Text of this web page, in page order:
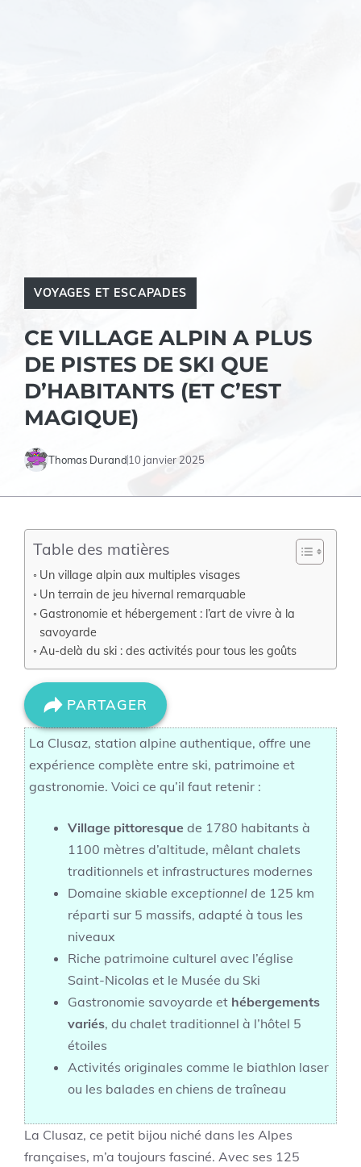
VOYAGES ET ESCAPADES
CE VILLAGE ALPIN A PLUS
DE PISTES DE SKI QUE
D’HABITANTS (ET C’EST
MAGIQUE)
Thomas Durand 10 janvier 2025
Table des matières
Un village alpin aux multiples visages
Un terrain de jeu hivernal remarquable
Gastronomie et hébergement : l’art de vivre à la
savoyarde
Au-delà du ski : des activités pour tous les goûts
PARTAGER
La Clusaz, station alpine authentique, offre une
expérience complète entre ski, patrimoine et
gastronomie. Voici ce qu’il faut retenir :
Village pittoresque de 1780 habitants à
1100 mètres d’altitude, mêlant chalets
traditionnels et infrastructures modernes
Domaine skiable exceptionnel de 125 km
réparti sur 5 massifs, adapté à tous les
niveaux
Riche patrimoine culturel avec l’église
Saint-Nicolas et le Musée du Ski
Gastronomie savoyarde et hébergements
variés, du chalet traditionnel à l’hôtel 5
étoiles
Activités originales comme le biathlon laser
ou les balades en chiens de traîneau
La Clusaz, ce petit bijou niché dans les Alpes
françaises, m’a toujours fasciné. Avec ses 125